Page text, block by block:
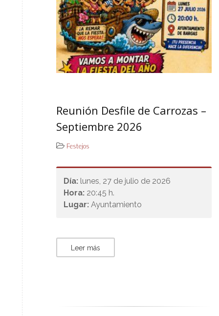
Reunión Desfile de Carrozas –
Septiembre 2026
Festejos
Día: lunes, 27 de julio de 2026
Hora: 20:45 h.
Lugar: Ayuntamiento
Leer más